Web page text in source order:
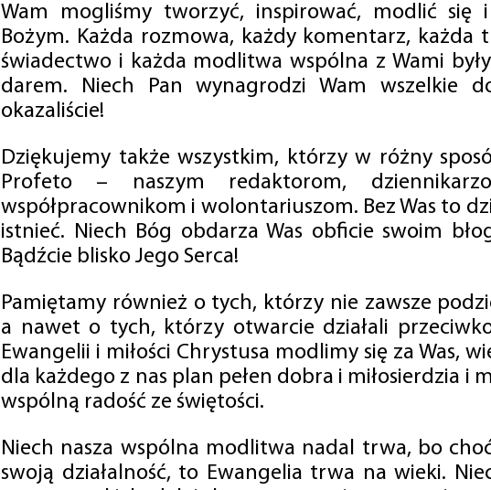
Wam mogliśmy tworzyć, inspirować, modlić się i
Bożym. Każda rozmowa, każdy komentarz, każda
świadectwo i każda modlitwa wspólna z Wami
darem. Niech Pan wynagrodzi Wam wszelkie
okazaliście!
Dziękujemy także wszystkim, którzy w różny
Profeto – naszym redaktorom,
współpracownikom i wolontariuszom. Bez Was to
istnieć. Niech Bóg obdarza Was obficie swoim
Bądźcie blisko Jego Serca!
Pamiętamy również o tych, którzy nie zawsze
a nawet o tych, którzy otwarcie działali
Ewangelii i miłości Chrystusa modlimy się za Was,
dla każdego z nas plan pełen dobra i miłosierdzia i
wspólną radość ze świętości.
Niech nasza wspólna modlitwa nadal trwa, bo
swoją działalność, to Ewangelia trwa na wieki.